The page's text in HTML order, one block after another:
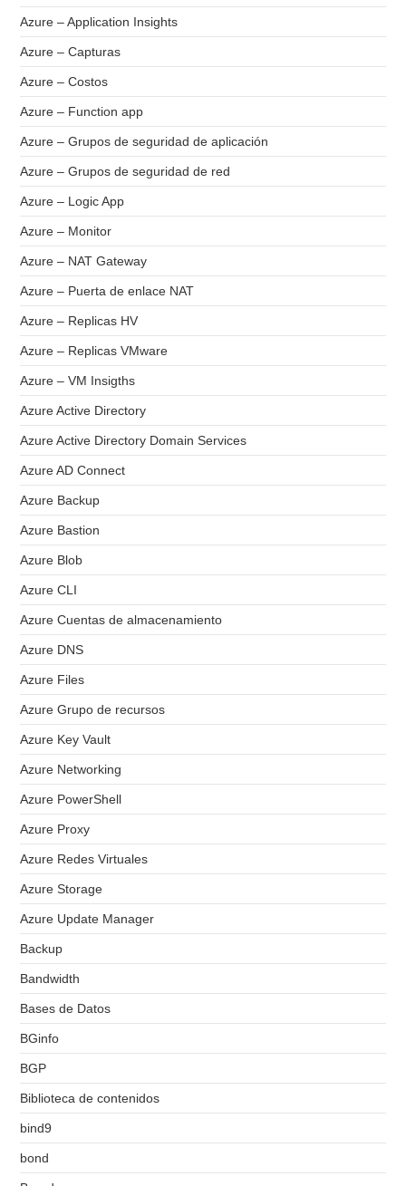
Azure – Application Insights
Azure – Capturas
Azure – Costos
Azure – Function app
Azure – Grupos de seguridad de aplicación
Azure – Grupos de seguridad de red
Azure – Logic App
Azure – Monitor
Azure – NAT Gateway
Azure – Puerta de enlace NAT
Azure – Replicas HV
Azure – Replicas VMware
Azure – VM Insigths
Azure Active Directory
Azure Active Directory Domain Services
Azure AD Connect
Azure Backup
Azure Bastion
Azure Blob
Azure CLI
Azure Cuentas de almacenamiento
Azure DNS
Azure Files
Azure Grupo de recursos
Azure Key Vault
Azure Networking
Azure PowerShell
Azure Proxy
Azure Redes Virtuales
Azure Storage
Azure Update Manager
Backup
Bandwidth
Bases de Datos
BGinfo
BGP
Biblioteca de contenidos
bind9
bond